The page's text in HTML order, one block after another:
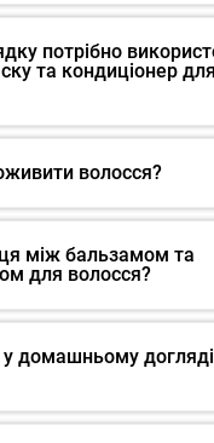
потрібно
та кондиціонер для
волосся?
між бальзамом та
для волосся?
домашньому